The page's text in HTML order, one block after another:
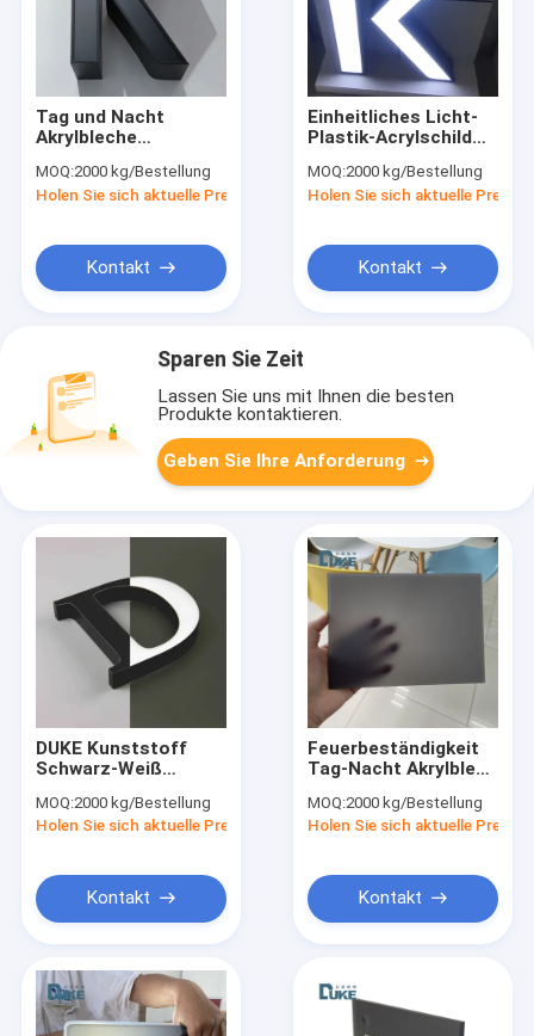
Tag und Nacht
Akrylbleche
Schilder in der Nacht
MOQ:2000 kg/Bestellung
Holen Sie sich aktuelle Preis
Kontakt
Einheitliches Licht-
Plastik-Acrylschild
Nachtblech Außen-
Tag-Nacht-
MOQ:2000 kg/Bestellung
Holen Sie sich aktuelle Preis
Kontakt
Sparen Sie Zeit
Lassen Sie uns mit Ihnen die besten
Produkte kontaktieren.
Geben Sie Ihre Anforderung
DUKE Kunststoff
Schwarz-Weiß
Acrylblech
MOQ:2000 kg/Bestellung
Holen Sie sich aktuelle Preis
Kontakt
Feuerbeständigkeit
Tag-Nacht Akrylblech
MOQ:2000 kg/Bestellung
Holen Sie sich aktuelle Preis
Kontakt